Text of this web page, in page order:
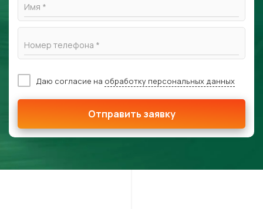
Имя *
Номер телефона *
Даю согласие на обработку персональных данных
Отправить заявку